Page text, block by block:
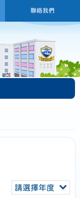
聯絡我們
請選擇年度